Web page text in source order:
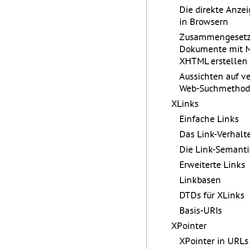
Die direkte
in Browsern
Dokumente mit
XHTML erstellen
Aussichten auf
Web-
XLinks
Einfache Links
Das Link-
Die Link-
Erweiterte Links
Linkbasen
DTDs für XLinks
Basis-URIs
XPointer
XPointer in URLs